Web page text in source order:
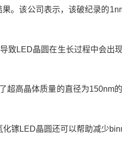
。该公司表示，该破纪录的
致LED晶圆在生长过程中会出
超高晶体质量的直径为150nm
镓LED晶圆还可以帮助减少